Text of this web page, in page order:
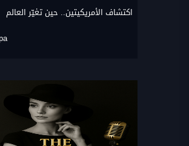
اكتشاف الأمريكيتين.. حين تغيّر العالم